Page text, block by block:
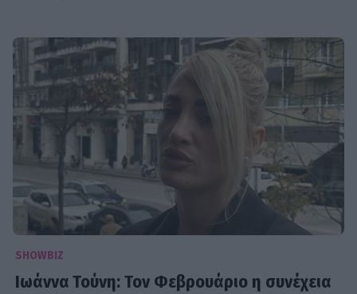
SHOWBIZ
Ιωάννα Τούνη: Τον Φεβρουάριο η συνέχεια